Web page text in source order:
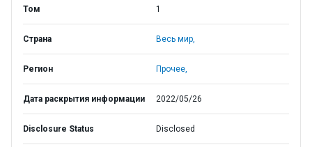
Том 1
Страна Весь мир,
Регион Прочее,
Дата раскрытия информации 2022/05/26
Disclosure Status Disclosed